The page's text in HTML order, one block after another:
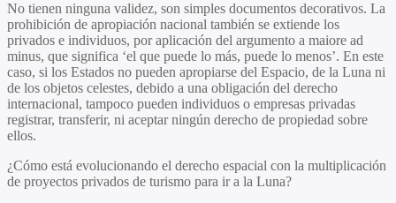
No tienen ninguna validez, son simples documentos decorativos. La
prohibición de apropiación nacional también se extiende los
privados e individuos, por aplicación del argumento a maiore ad
minus, que significa ‘el que puede lo más, puede lo menos’. En este
caso, si los Estados no pueden apropiarse del Espacio, de la Luna ni
de los objetos celestes, debido a una obligación del derecho
internacional, tampoco pueden individuos o empresas privadas
registrar, transferir, ni aceptar ningún derecho de propiedad sobre
ellos.
¿Cómo está evolucionando el derecho espacial con la multiplicación
de proyectos privados de turismo para ir a la Luna?